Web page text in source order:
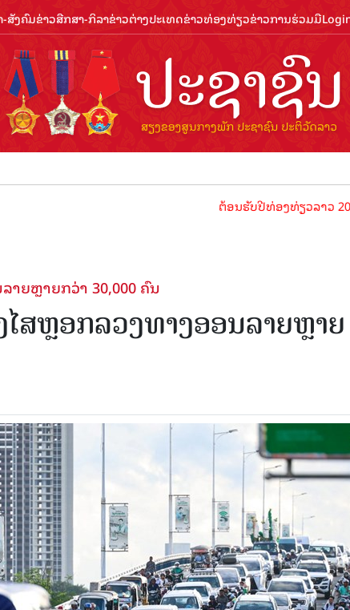
ສັງຄົມຂ່າວສືກສາ-ກິລາຂ່າວຕ່າງປະເທດຂ່າວທ່ອງທ່ຽວຂ່າວການຮ່ວມມື
ຕ້ອນຮັບປີທ່ອງທ່ຽວລາວ 2024
າຍຫຼາຍກວ່າ 30,000 ຄົນ
ໄສຫຼອກລວງທາງອອນລາຍຫຼາຍ